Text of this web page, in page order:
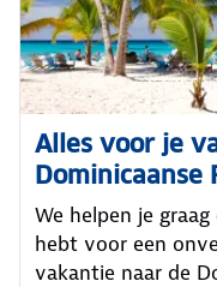
Alles voor je
Dominicaanse
We helpen je
hebt voor een
vakantie naar de